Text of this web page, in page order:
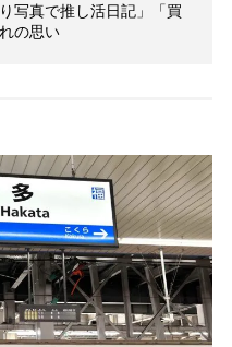
写真で推し活日記」「買
の思い